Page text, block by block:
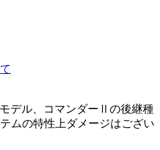
デル、コマンダーⅡの後継種
ムの特性上ダメージはござい